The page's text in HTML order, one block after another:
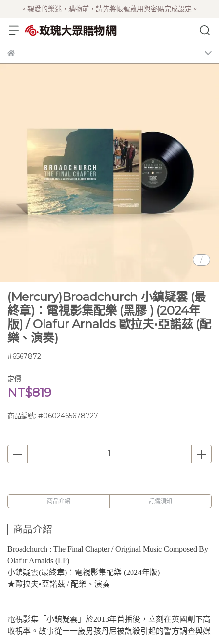
。親愛的樂迷，購物前，請先將帳號啟用與密碼完成設定。
1 /1
(Mercury)Broadchurch 小鎮疑雲 (最
終章)：電視影集配樂 (黑膠 ) (2024年
版) / Olafur Arnalds 歐拉夫•亞諾茲 (配
樂、演奏)
#6567872
定價
NT$819
商品編號: #0602465678727
商品介紹 訂購須知
商品介紹
Broadchurch : The Final Chapter / Original Music Composed By
Olafur Arnalds (LP)
小鎮疑雲(最終章)：電視影集配樂 (2024年版)
★歐拉夫•亞諾茲 / 配樂、演奏
電視影集「小鎮疑雲」於2013年首播後，立刻在英國創下高
收視率。故事從十一歲男孩丹尼被謀殺引起的警方調查與媒